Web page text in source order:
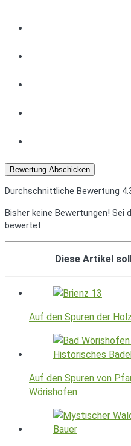
Bewertung Abschicken
Durchschnittliche Bewertung
Bisher keine Bewertungen! Sei
bewertet.
Diese Artikel
Auf den Spuren der
Auf den Spuren von
Wörishofen